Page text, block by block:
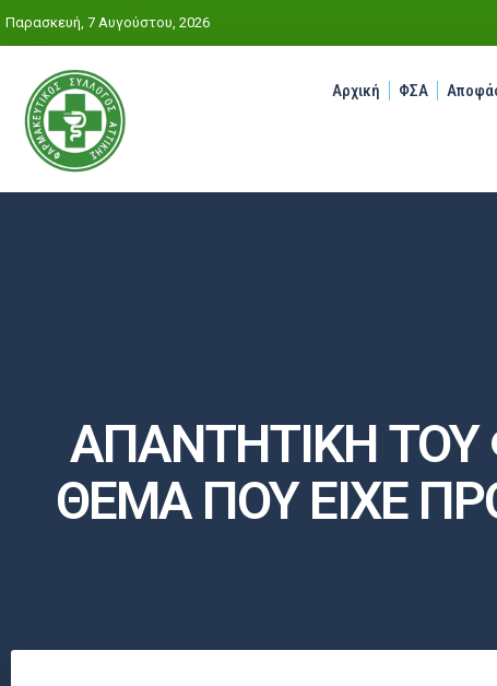
Παρασκευή, 7 Αυγούστου, 2026
Αρχική ΦΣΑ
ΑΠΑΝΤΗΤΙΚΗ ΤΟΥ
ΘΕΜΑ ΠΟΥ ΕΙΧΕ